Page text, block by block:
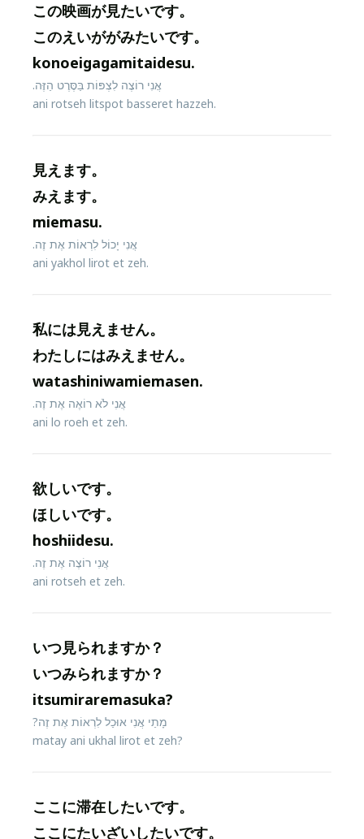
この映画が見たいです。
このえいががみたいです。
konoeigagamitaidesu.
אֲנִי רוֹצֶה לִצְפּוֹת בַּסֶּרֶט הַזֶּה.
ani rotseh litspot basseret hazzeh.
見えます。
みえます。
miemasu.
אֲנִי יָכוֹל לִרְאוֹת אֶת זֶה.
ani yakhol lirot et zeh.
私には見えません。
わたしにはみえません。
watashiniwamiemasen.
אֲנִי לֹא רוֹאֶה אֶת זֶה.
ani lo roeh et zeh.
欲しいです。
ほしいです。
hoshiidesu.
אֲנִי רוֹצֶה אֶת זֶה.
ani rotseh et zeh.
いつ見られますか？
いつみられますか？
itsumiraremasuka?
מָתַי אֲנִי אוּכַל לִרְאוֹת אֶת זֶה?
matay ani ukhal lirot et zeh?
ここに滞在したいです。
ここにたいざいしたいです。